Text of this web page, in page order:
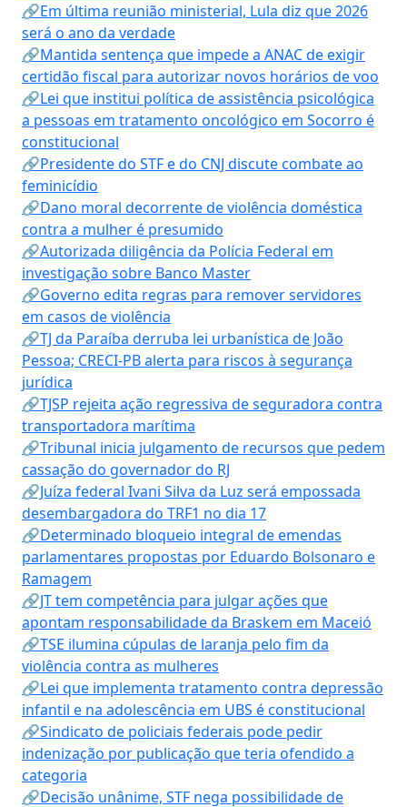
🔗Em última reunião ministerial, Lula diz que 2026
será o ano da verdade
🔗Mantida sentença que impede a ANAC de exigir
certidão fiscal para autorizar novos horários de voo
🔗Lei que institui política de assistência psicológica
a pessoas em tratamento oncológico em Socorro é
constitucional
🔗Presidente do STF e do CNJ discute combate ao
feminicídio
🔗Dano moral decorrente de violência doméstica
contra a mulher é presumido
🔗Autorizada diligência da Polícia Federal em
investigação sobre Banco Master
🔗Governo edita regras para remover servidores
em casos de violência
🔗TJ da Paraíba derruba lei urbanística de João
Pessoa; CRECI-PB alerta para riscos à segurança
jurídica
🔗TJSP rejeita ação regressiva de seguradora contra
transportadora marítima
🔗Tribunal inicia julgamento de recursos que pedem
cassação do governador do RJ
🔗Juíza federal Ivani Silva da Luz será empossada
desembargadora do TRF1 no dia 17
🔗Determinado bloqueio integral de emendas
parlamentares propostas por Eduardo Bolsonaro e
Ramagem
🔗JT tem competência para julgar ações que
apontam responsabilidade da Braskem em Maceió
🔗TSE ilumina cúpulas de laranja pelo fim da
violência contra as mulheres
🔗Lei que implementa tratamento contra depressão
infantil e na adolescência em UBS é constitucional
🔗Sindicato de policiais federais pode pedir
indenização por publicação que teria ofendido a
categoria
🔗Decisão unânime, STF nega possibilidade de